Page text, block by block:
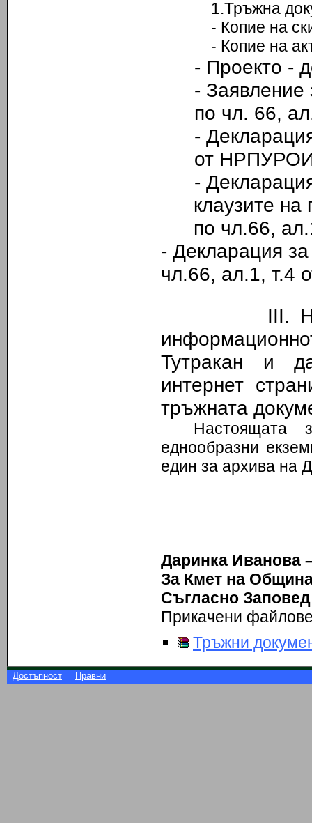
1.Тръжна
- Копие на
- Копие на акт
- Проекто -
- Заявление
по чл. 66,
-
от
-
клаузите
по чл.66,
- Декларация
чл.66, ал.1,
III.
Тутракан и
интернет
тръжната
Настоящата
еднообразни
един за архива на
Даринка Иванова
За Кмет на
Съгласно Заповед
Прикачени
Тръжни
Достъпност Правни